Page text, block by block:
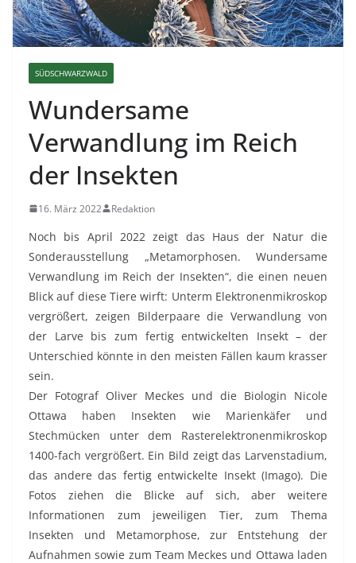
SÜDSCHWARZWALD
Wundersame
Verwandlung im Reich
der Insekten
16. März 2022 Redaktion
Noch bis April 2022 zeigt das Haus der Natur die
Sonderausstellung „Metamorphosen. Wundersame
Verwandlung im Reich der Insekten“, die einen neuen
Blick auf diese Tiere wirft: Unterm Elektronenmikroskop
vergrößert, zeigen Bilderpaare die Verwandlung von
der Larve bis zum fertig entwickelten Insekt – der
Unterschied könnte in den meisten Fällen kaum krasser
sein.
Der Fotograf Oliver Meckes und die Biologin Nicole
Ottawa haben Insekten wie Marienkäfer und
Stechmücken unter dem Rasterelektronenmikroskop
1400-fach vergrößert. Ein Bild zeigt das Larvenstadium,
das andere das fertig entwickelte Insekt (Imago). Die
Fotos ziehen die Blicke auf sich, aber weitere
Informationen zum jeweiligen Tier, zum Thema
Insekten und Metamorphose, zur Entstehung der
Aufnahmen sowie zum Team Meckes und Ottawa laden